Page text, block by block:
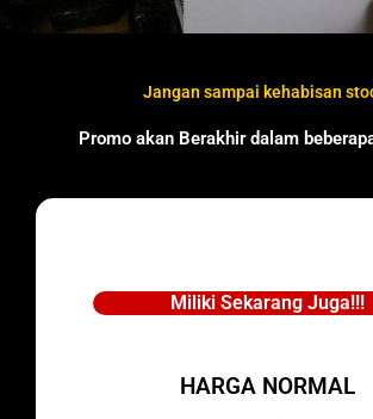
Jangan sampai kehabisan
Promo akan Berakhir dalam
Miliki Sekarang Juga!!!
HARGA NORMAL